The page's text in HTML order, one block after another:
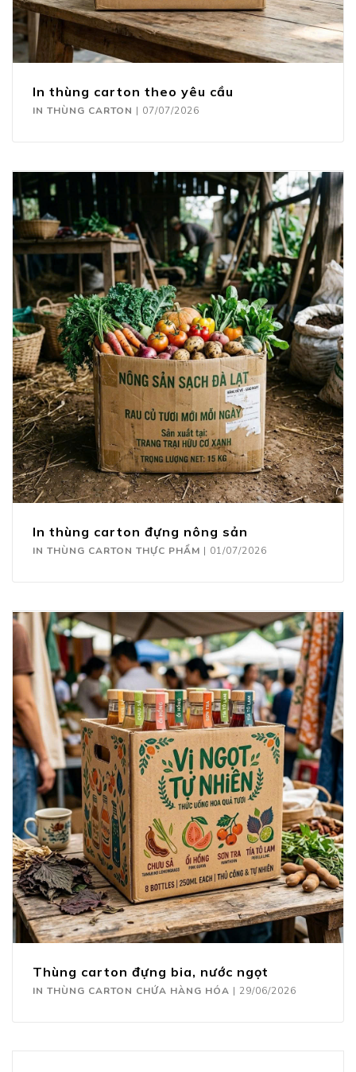
In thùng carton theo yêu cầu
IN THÙNG CARTON | 07/07/2026
In thùng carton đựng nông sản
IN THÙNG CARTON THỰC PHẨM | 01/07/2026
Thùng carton đựng bia, nước ngọt
IN THÙNG CARTON CHỨA HÀNG HÓA | 29/06/2026